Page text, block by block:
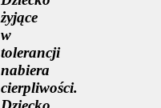
żyjące
w
tolerancji
nabiera
cierpliwości.